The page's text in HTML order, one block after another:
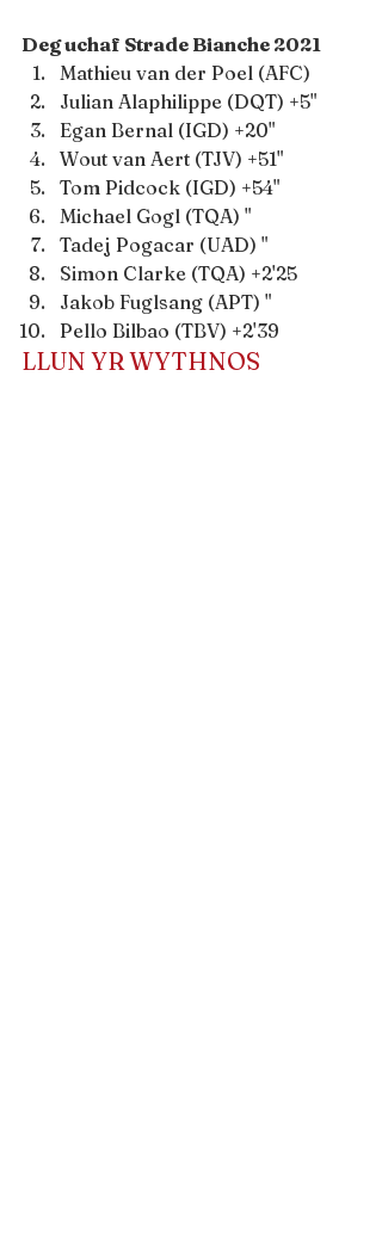
Deg uchaf Strade Bianche 2021
Mathieu van der Poel (AFC)
Julian Alaphilippe (DQT) +5"
Egan Bernal (IGD) +20"
Wout van Aert (TJV) +51"
Tom Pidcock (IGD) +54"
Michael Gogl (TQA) "
Tadej Pogacar (UAD) "
Simon Clarke (TQA) +2'25
Jakob Fuglsang (APT) "
Pello Bilbao (TBV) +2'39
LLUN YR WYTHNOS